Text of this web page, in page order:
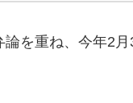
を重ね、今年2